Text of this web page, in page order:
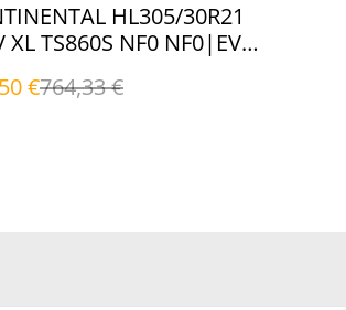
HL305/30R21
XL TS860S NF0 NF0|EVc
€764,33 €